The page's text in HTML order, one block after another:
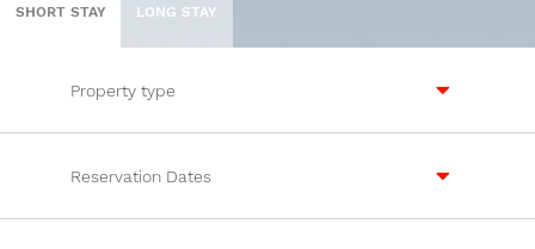
SHORT STAY LONG STAY
Property type
Reservation Dates